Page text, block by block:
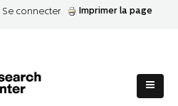
Se connecter Imprimer la page